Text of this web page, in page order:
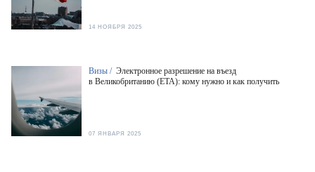
14 НОЯБРЯ 2025
Визы / Электронное разрешение на въезд
в Великобританию (ETA): кому нужно и как получить
07 ЯНВАРЯ 2025